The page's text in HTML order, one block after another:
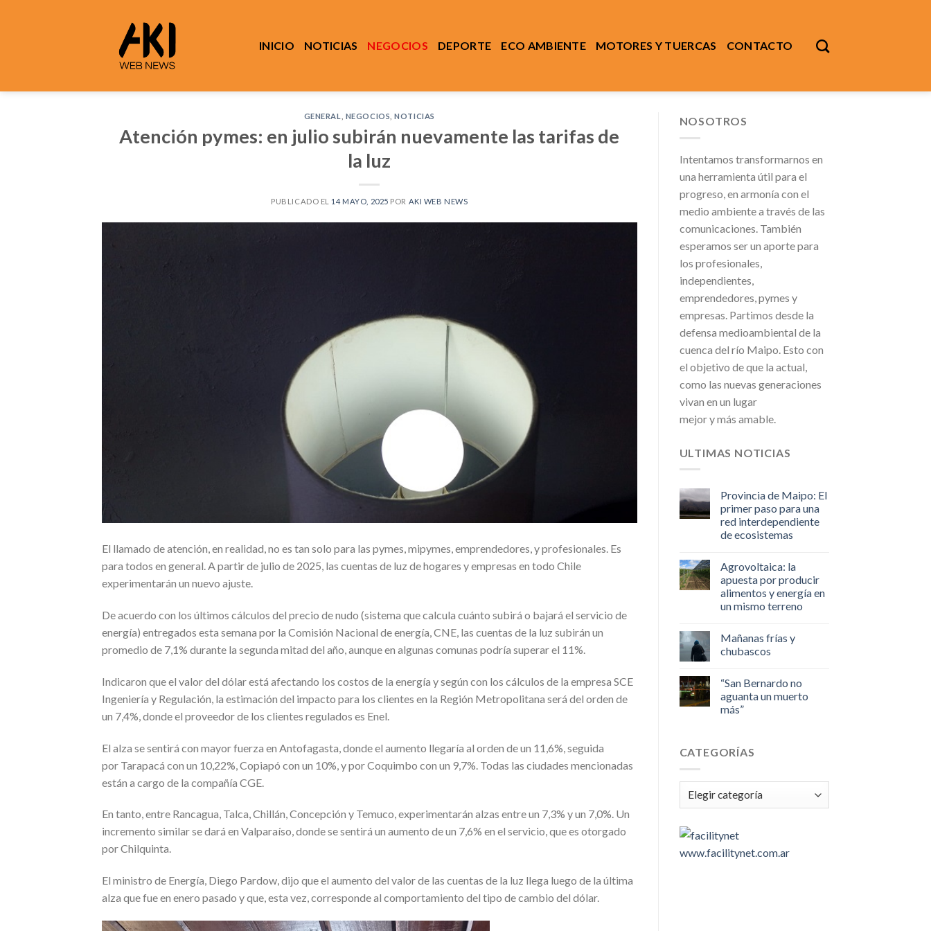
INICIO NOTICIAS NEGOCIOS DEPORTE ECO AMBIENTE MOTORES Y TUERCAS CONTACTO
GENERAL NEGOCIOS ,NOTICIAS
Atención pymes: en julio subirán nuevamente las tarifas de
la luz
PUBLICADO EL 14 MAYO, 2025 POR AKI WEB NEWS
El llamado de atención, en realidad, no es tan solo para las pymes, mipymes, emprendedores, y profesionales. Es
para todos en general. A partir de julio de 2025, las cuentas de luz de hogares y empresas en todo Chile
experimentarán un nuevo ajuste.
De acuerdo con los últimos cálculos del precio de nudo (sistema que calcula cuánto subirá o bajará el servicio de
energía) entregados esta semana por la Comisión Nacional de energía, CNE, las cuentas de la luz subirán un
promedio de 7,1% durante la segunda mitad del año, aunque en algunas comunas podría superar el 11%.
Indicaron que el valor del dólar está afectando los costos de la energía y según con los cálculos de la empresa SCE
Ingeniería y Regulación, la estimación del impacto para los clientes en la Región Metropolitana será del orden de
un 7,4%, donde el proveedor de los clientes regulados es Enel.
El alza se sentirá con mayor fuerza en Antofagasta, donde el aumento llegaría al orden de un 11,6%, seguida
por Tarapacá con un 10,22%, Copiapó con un 10%, y por Coquimbo con un 9,7%. Todas las ciudades mencionadas
están a cargo de la compañía CGE.
En tanto, entre Rancagua, Talca, Chillán, Concepción y Temuco, experimentarán alzas entre un 7,3% y un 7,0%. Un
incremento similar se dará en Valparaíso, donde se sentirá un aumento de un 7,6% en el servicio, que es otorgado
por Chilquinta.
El ministro de Energía, Diego Pardow, dijo que el aumento del valor de las cuentas de la luz llega luego de la última
alza que fue en enero pasado y que, esta vez, corresponde al comportamiento del tipo de cambio del dólar.
NOSOTROS
Intentamos transformarnos en
una herramienta útil para el
progreso, en armonía con el
medio ambiente a través de las
comunicaciones. También
esperamos ser un aporte para
los profesionales,
independientes,
emprendedores, pymes y
empresas. Partimos desde la
defensa medioambiental de la
cuenca del río Maipo. Esto con
el objetivo de que la actual,
como las nuevas generaciones
vivan en un lugar
mejor y más amable.
ULTIMAS NOTICIAS
Provincia de Maipo: El
primer paso para una
red interdependiente
de ecosistemas
Agrovoltaica: la
apuesta por producir
alimentos y energía en
un mismo terreno
Mañanas frías y
chubascos
“San Bernardo no
aguanta un muerto
más”
CATEGORÍAS
Categorías
www.facilitynet.com.ar